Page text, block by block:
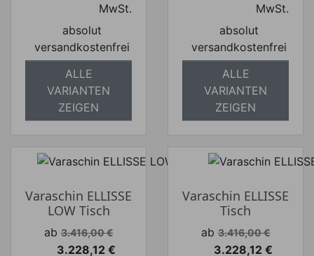
MwSt.
absolut
versandkostenfrei
ALLE
VARIANTEN
ZEIGEN
MwSt.
absolut
versandkostenfrei
ALLE
VARIANTEN
ZEIGEN
Varaschin ELLISSE
LOW Tisch
Verkaufspreis
ab 3.416,00 €
3.228,12 €
Varaschin ELLISSE
Tisch
Verkaufspreis
ab 3.416,00 €
3.228,12 €